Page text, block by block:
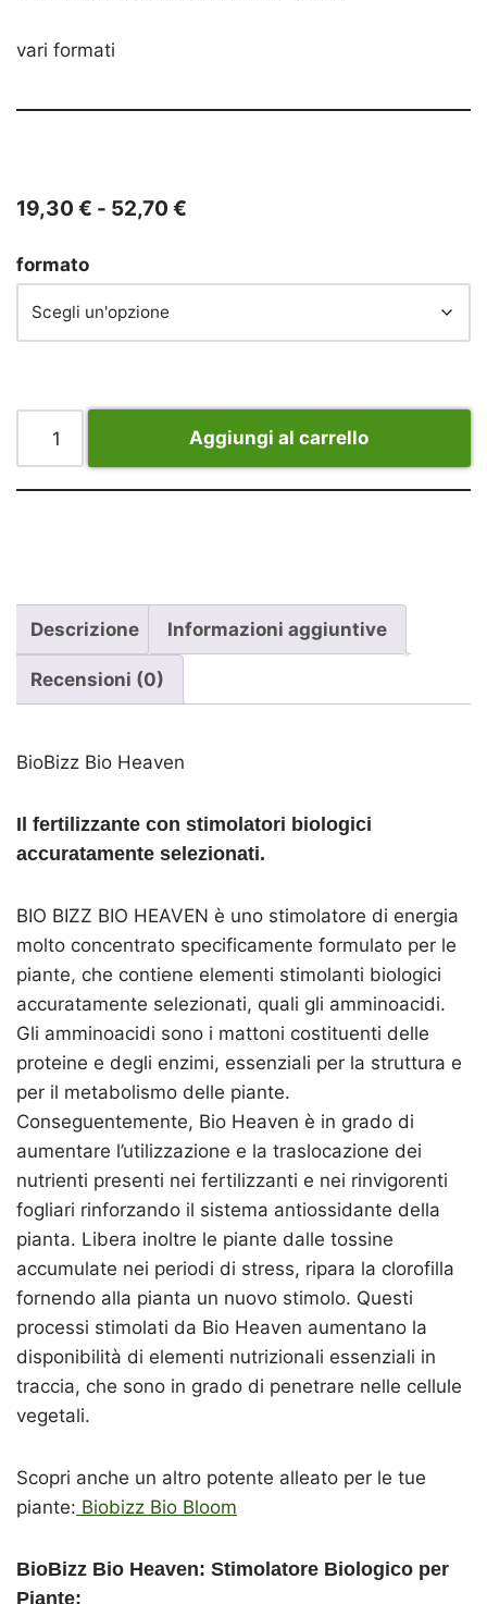
vari formati
19,30 € - 52,70 €
formato
Aggiungi al carrello
Descrizione Informazioni aggiuntive
Recensioni (0)
BioBizz Bio Heaven
Il fertilizzante con stimolatori biologici
accuratamente selezionati.
BIO BIZZ BIO HEAVEN è uno stimolatore di energia
molto concentrato specificamente formulato per le
piante, che contiene elementi stimolanti biologici
accuratamente selezionati, quali gli amminoacidi.
Gli amminoacidi sono i mattoni costituenti delle
proteine e degli enzimi, essenziali per la struttura e
per il metabolismo delle piante.
Conseguentemente, Bio Heaven è in grado di
aumentare l’utilizzazione e la traslocazione dei
nutrienti presenti nei fertilizzanti e nei rinvigorenti
fogliari rinforzando il sistema antiossidante della
pianta. Libera inoltre le piante dalle tossine
accumulate nei periodi di stress, ripara la clorofilla
fornendo alla pianta un nuovo stimolo. Questi
processi stimolati da Bio Heaven aumentano la
disponibilità di elementi nutrizionali essenziali in
traccia, che sono in grado di penetrare nelle cellule
vegetali.
Scopri anche un altro potente alleato per le tue
piante: Biobizz Bio Bloom
BioBizz Bio Heaven: Stimolatore Biologico per
Piante: